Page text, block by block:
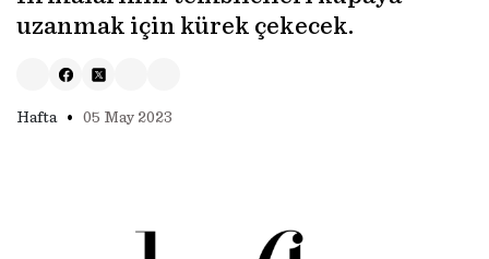
uzanmak için kürek çekecek.
Hafta • 05 May 2023